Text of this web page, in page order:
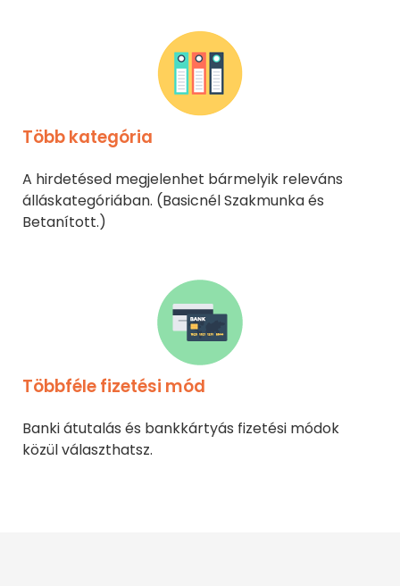
Több kategória
A hirdetésed megjelenhet bármelyik releváns
álláskategóriában. (Basicnél Szakmunka és
Betanított.)
Többféle fizetési mód
Banki átutalás és bankkártyás fizetési módok
közül választhatsz.